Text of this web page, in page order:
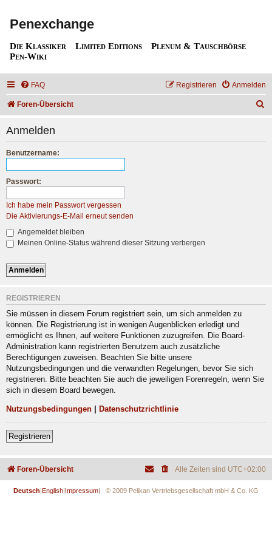
Penexchange
Die Klassiker Limited Editions
Plenum & Tauschbörse
Pen-Wiki
FAQ Anmelden
Registrieren
Foren-Übersicht
Anmelden
Benutzername:
Passwort:
Ich habe mein Passwort vergessen
Die Aktivierungs-E-Mail erneut senden
Angemeldet bleiben
Meinen Online-Status während dieser Sitzung verbergen
REGISTRIEREN
Sie müssen in diesem Forum registriert sein, um sich anmelden zu
können. Die Registrierung ist in wenigen Augenblicken erledigt und
ermöglicht es Ihnen, auf weitere Funktionen zuzugreifen. Die Board-
Administration kann registrierten Benutzern auch zusätzliche
Berechtigungen zuweisen. Beachten Sie bitte unsere
Nutzungsbedingungen und die verwandten Regelungen, bevor Sie sich
registrieren. Bitte beachten Sie auch die jeweiligen Forenregeln, wenn Sie
sich in diesem Board bewegen.
Nutzungsbedingungen Datenschutzrichtlinie
Registrieren
Foren-Übersicht Alle Zeiten sind UTC+02:00
Deutsch English Impressum | © 2009 Pelikan Vertriebsgesellschaft mbH & Co. KG